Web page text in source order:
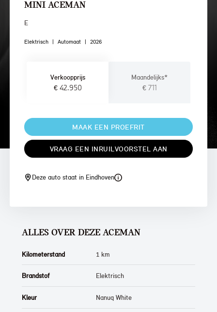
MINI ACEMAN
E
Elektrisch | Automaat | 2026
Verkoopprijs
€ 42.950
Maandelijks*
€ 711
MAAK EEN PROEFRIT
VRAAG EEN INRUILVOORSTEL AAN
Deze auto staat in Eindhoven
ALLES OVER DEZE ACEMAN
Kilometerstand 1 km
Brandstof Elektrisch
Kleur Nanuq White